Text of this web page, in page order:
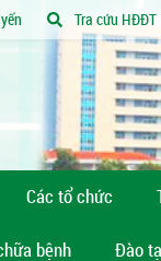
Tra cứu HĐĐT
Các tổ chức
bệnh Đào